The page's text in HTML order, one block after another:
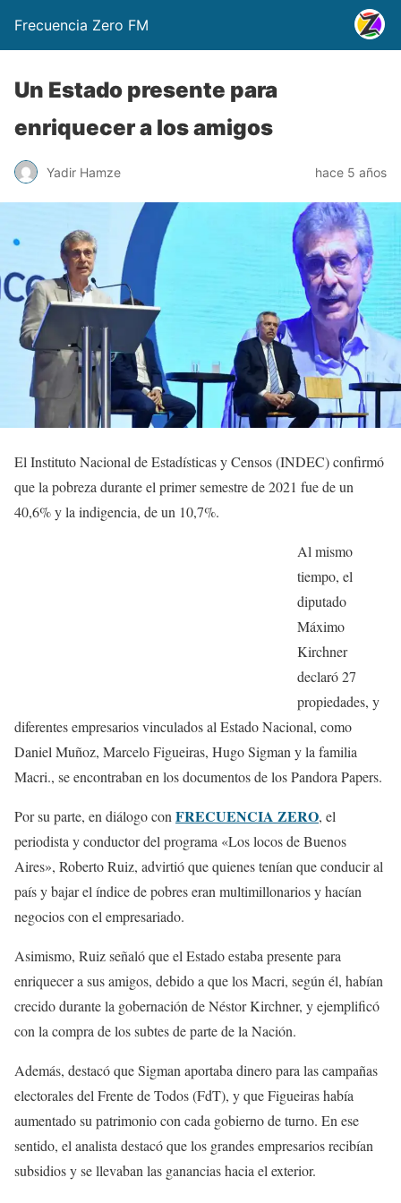
Frecuencia Zero FM
Un Estado presente para
enriquecer a los amigos
Yadir Hamze hace 5 años
El Instituto Nacional de Estadísticas y Censos (INDEC) confirmó
que la pobreza durante el primer semestre de 2021 fue de un
40,6% y la indigencia, de un 10,7%.
Al mismo
tiempo, el
diputado
Máximo
Kirchner
declaró 27
propiedades, y
diferentes empresarios vinculados al Estado Nacional, como
Daniel Muñoz, Marcelo Figueiras, Hugo Sigman y la familia
Macri., se encontraban en los documentos de los Pandora Papers.
Por su parte, en diálogo con FRECUENCIA ZERO, el
periodista y conductor del programa «Los locos de Buenos
Aires», Roberto Ruiz, advirtió que quienes tenían que conducir al
país y bajar el índice de pobres eran multimillonarios y hacían
negocios con el empresariado.
Asimismo, Ruiz señaló que el Estado estaba presente para
enriquecer a sus amigos, debido a que los Macri, según él, habían
crecido durante la gobernación de Néstor Kirchner, y ejemplificó
con la compra de los subtes de parte de la Nación.
Además, destacó que Sigman aportaba dinero para las campañas
electorales del Frente de Todos (FdT), y que Figueiras había
aumentado su patrimonio con cada gobierno de turno. En ese
sentido, el analista destacó que los grandes empresarios recibían
subsidios y se llevaban las ganancias hacia el exterior.